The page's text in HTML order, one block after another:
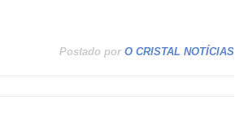
Postado por O CRISTAL NOTÍCIAS